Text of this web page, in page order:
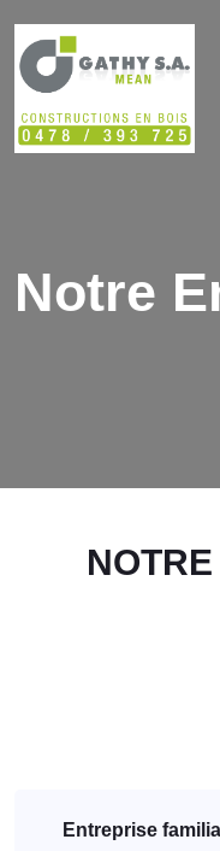
Notre
Entreprise